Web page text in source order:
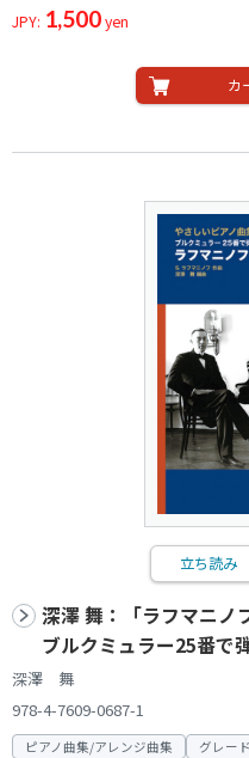
JPY: 1,500yen
カ
立ち読み
深澤 舞：「ラフマニノ
ブルクミュラー25番で
深澤 舞
978-4-7609-0687-1
ピアノ曲集/アレンジ曲集 グレー